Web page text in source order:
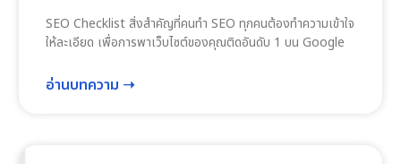
SEO Checklist สิ่งสำคัญที่คนทำ SEO ทุกคนต้องทำความเข้าใจ
ให้ละเอียด เพื่อการพาเว็บไซต์ของคุณติดอันดับ 1 บน Google
อ่านบทความ ➝